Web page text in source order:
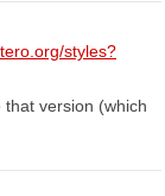
styles?
version (which